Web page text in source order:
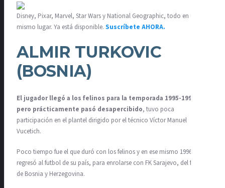
Disney, Pixar, Marvel, Star Wars y National Geographic, todo en un
mismo lugar. Ya está disponible. Suscríbete AHORA.
ALMIR TURKOVIC
(BOSNIA)
El jugador llegó a los felinos para la temporada 1995-1996,
pero prácticamente pasó desapercibido, tuvo poca
participación en el plantel dirigido por el técnico Víctor Manuel
Vucetich.
Poco tiempo fue el que duró con los felinos y en ese mismo 1996
regresó al futbol de su país, para enrolarse con FK Sarajevo, del futbol
de Bosnia y Herzegovina.